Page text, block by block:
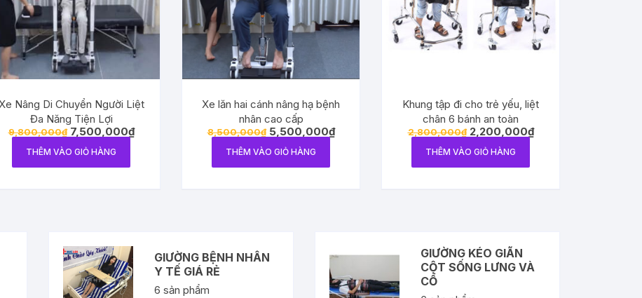
Nâng Di Chuyển Người Liệt
Đa Năng Tiện Lợi
9,800,000₫ 7,500,000₫
THÊM VÀO GIỎ HÀNG
Xe lăn hai cánh nâng hạ bệnh
nhân cao cấp
8,500,000₫ 5,500,000₫
THÊM VÀO GIỎ HÀNG
Khung tập đi cho trẻ yếu, liệt
chân 6 bánh an toàn
2,800,000₫ 2,200,000₫
THÊM VÀO GIỎ HÀNG
GIƯỜNG BỆNH NHÂN
Y TẾ GIÁ RẺ
6 sản phẩm
GIƯỜNG KÉO GIÃN
CỘT SỐNG LƯNG VÀ
CỔ